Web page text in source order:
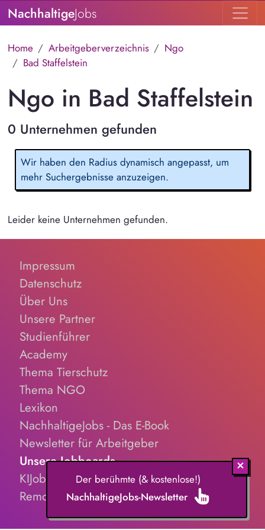
NachhaltigeJobs
Home Arbeitgeberverzeichnis
Ngo
Bad Staffelstein
Ngo in Bad Staffelstein
0 Unternehmen gefunden
Wir haben den Radius dynamisch angepasst, um
mehr Suchergebnisse anzuzeigen.
Leider keine Unternehmen gefunden.
Impressum
Datenschutz
Über Uns
Unsere Partner
Studienführer
Academy
Thema Tierschutz
Thema NGO
Lexikon
NachhaltigeJobs - Das E-Book
Newsletter für Arbeitgeber
Unsere Jobboards
KIJobs.de
RemoteJobs.de
Der berühmte (& kostenlose!)
NachhaltigeJobs-Newsletter